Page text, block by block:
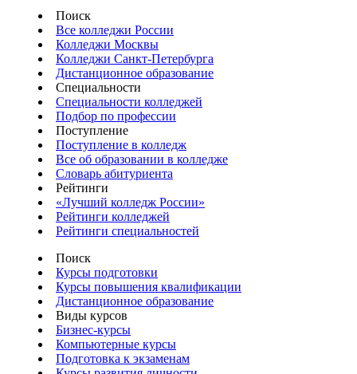
Поиск
Все колледжи России
Колледжи Москвы
Колледжи Санкт-Петербурга
Дистанционное образование
Специальности
Специальности колледжей
Подбор по профессии
Поступление
Поступление в колледж
Все об образовании в колледже
Словарь абитуриента
Рейтинги
«Лучший колледж России»
Рейтинги колледжей
Рейтинги специальностей
Поиск
Курсы подготовки
Курсы повышения квалификации
Дистанционное образование
Виды курсов
Бизнес-курсы
Компьютерные курсы
Подготовка к экзаменам